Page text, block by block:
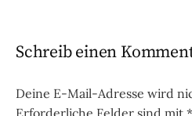
Schreib einen
Deine E-Mail-Adresse wird
Erforderliche Felder sind mit *